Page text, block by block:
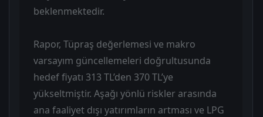
beklenmektedir.
Rapor, Tüpraş değerlemesi ve makro
varsayım güncellemeleri doğrultusunda
hedef fiyatı 313 TL’den 370 TL’ye
yükseltmiştir. Aşağı yönlü riskler arasında
ana faaliyet dışı yatırımların artması ve LPG